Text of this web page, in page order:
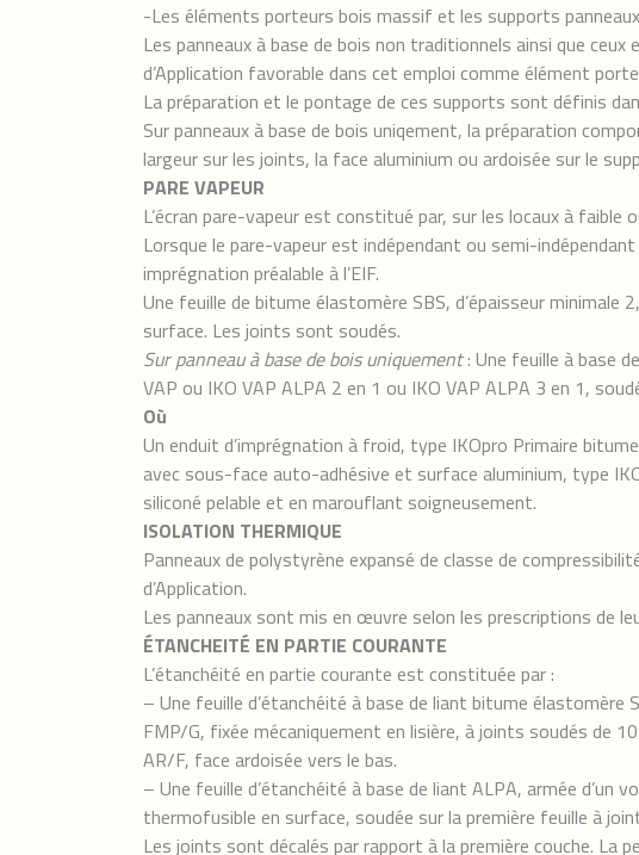
-Les éléments porteurs bois massif et les supports
Les panneaux à base de bois non traditionnels ainsi que
d’Application favorable dans cet emploi comme élément
La préparation et le pontage de ces supports sont définis
Sur panneaux à base de bois uniqement, la préparation
largeur sur les joints, la face aluminium ou ardoisée sur le
PARE VAPEUR
L’écran pare-vapeur est constitué par, sur les locaux à faible
Lorsque le pare-vapeur est indépendant ou semi-
imprégnation préalable à l’EIF.
Une feuille de bitume élastomère SBS, d’épaisseur
surface. Les joints sont soudés.
Sur panneau à base de bois uniquement: Une feuille à base
VAP ou IKO VAP ALPA 2 en 1 ou IKO VAP ALPA 3 en 1,
Où
Un enduit d’imprégnation à froid, type IKOpro Primaire
avec sous-face auto-adhésive et surface aluminium, type
siliconé pelable et en marouflant soigneusement.
ISOLATION THERMIQUE
Panneaux de polystyrène expansé de classe de
d’Application.
Les panneaux sont mis en œuvre selon les prescriptions de
ÉTANCHEITÉ EN PARTIE COURANTE
L’étanchéité en partie courante est constituée par :
– Une feuille d’étanchéité à base de liant bitume élastomère
FMP/G, fixée mécaniquement en lisière, à joints soudés de
AR/F, face ardoisée vers le bas.
– Une feuille d’étanchéité à base de liant ALPA, armée d’un
thermofusible en surface, soudée sur la première feuille à
Les joints sont décalés par rapport à la première couche. La